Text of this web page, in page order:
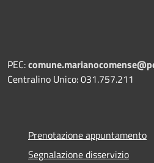
PEC:
Centralino Unico: 031.757.211
Prenotazione appuntamento
Segnalazione disservizio